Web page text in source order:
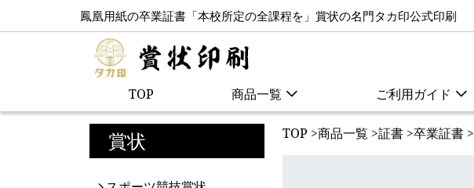
鳳凰用紙の卒業証書「本校所定の全課程を」賞状の名門タカ印公式印刷
TOP 商品一覧 ご利用ガイド
賞状 TOP >商品一覧 >証書>卒業証書>